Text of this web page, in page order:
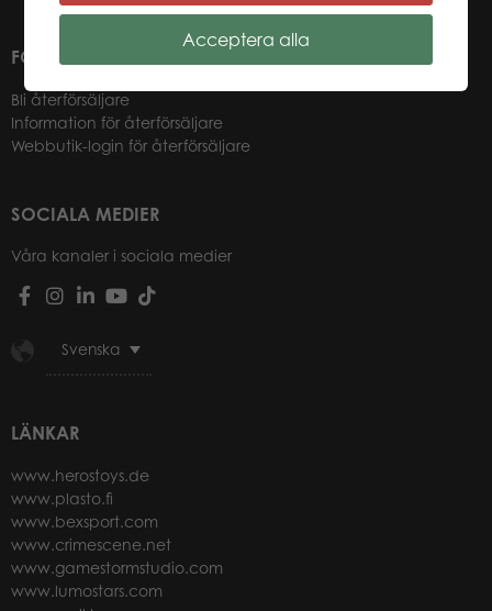
FÖR VÅRA ÅTERFÖRSÄLJARE
Bli återförsäljare
Information för återförsäljare
Webbutik-login för återförsäljare
SOCIALA MEDIER
Våra kanaler i sociala medier
Svenska
LÄNKAR
www.herostoys.de
www.plasto.fi
www.bexsport.com
www.crimescene.net
www.gamestormstudio.com
www.lumostars.com
Acceptera alla